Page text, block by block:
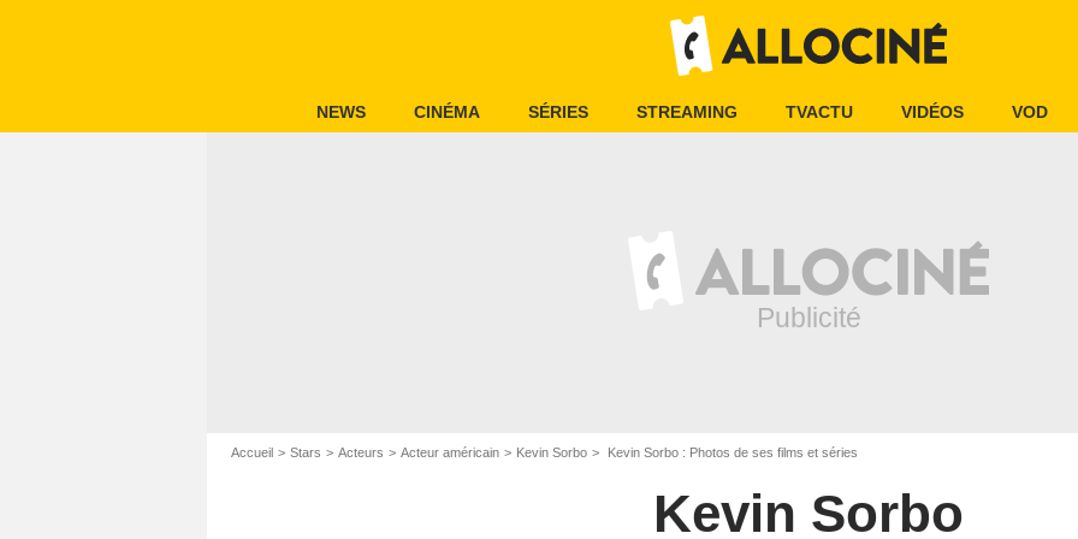
NEWS CINÉMA SÉRIES STREAMING TVACTU VIDÉOS VOD
Accueil Stars Acteurs Acteur américain Kevin Sorbo Kevin Sorbo : Photos de ses films et séries
Kevin Sorbo